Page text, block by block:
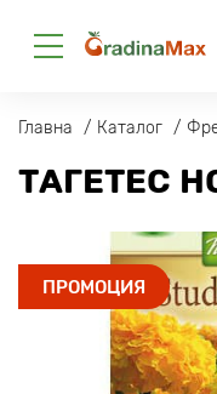
Главна Каталог
ТАГЕТЕС
ПРОМОЦИЯ